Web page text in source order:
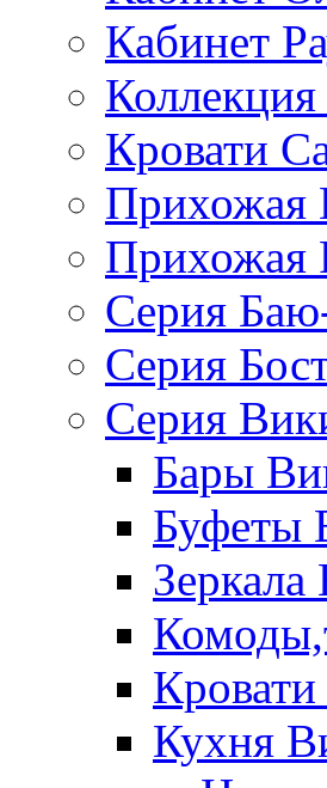
Кабинет
Кровати
Прихожая
Прихожая
Серия
Серия
Серия
Бары
Буфеты
Кухня